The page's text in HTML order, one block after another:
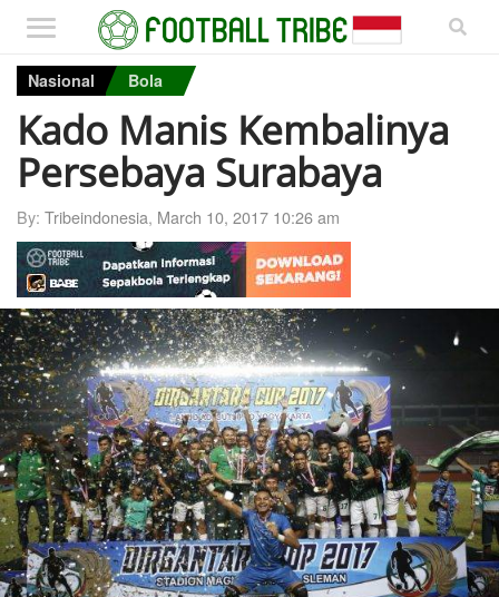
Nasional Bola
Kado Manis Kembalinya
Persebaya Surabaya
By: Tribeindonesia, March 10, 2017 10:26 am